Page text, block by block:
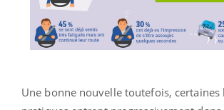
Une bonne nouvelle toutefois, certaines